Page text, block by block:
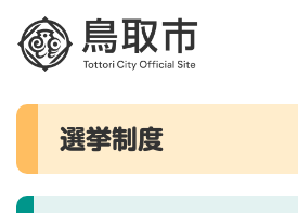
メニューを飛ばして
本
選挙制度